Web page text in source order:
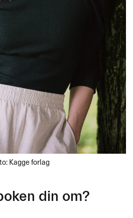
Kagge forlag
din om?​​